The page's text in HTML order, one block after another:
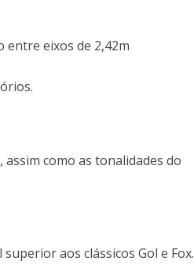
entre eixos de 2,42m
como as tonalidades do
aos clássicos Gol e Fox.